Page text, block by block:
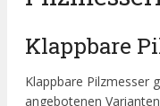
Klappbare
Klappbare Pilzmesser
angebotenen